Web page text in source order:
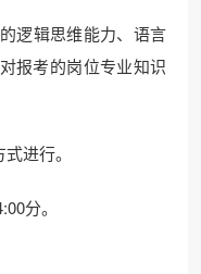
逻辑思维能力、语言
报考的岗位专业知识
进行。
分。